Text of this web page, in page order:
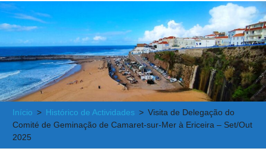
Instituto
de
Cultura
Europeia
e
Atlântica
Início Histórico de Actividades
Visita de Delegação do
Comité de Geminação de Camaret-sur-Mer à Ericeira – Set/Out
2025